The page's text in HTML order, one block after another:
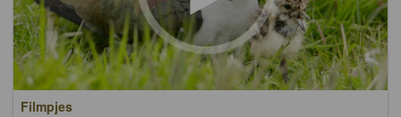
Filmpjes